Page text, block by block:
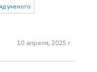
ученого
10 апреля, 2025 г.